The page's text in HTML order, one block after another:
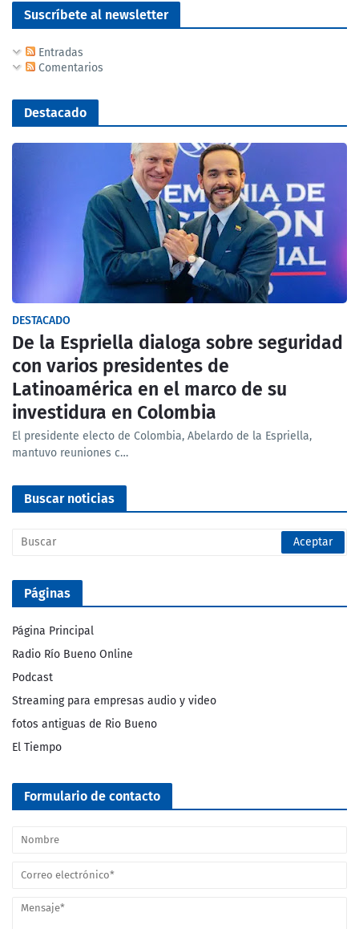
Suscríbete al newsletter
Entradas
Comentarios
Destacado
DESTACADO
De la Espriella dialoga sobre seguridad
con varios presidentes de
Latinoamérica en el marco de su
investidura en Colombia
El presidente electo de Colombia, Abelardo de la Espriella,
mantuvo reuniones c…
Buscar noticias
Páginas
Página Principal
Radio Río Bueno Online
Podcast
Streaming para empresas audio y video
fotos antiguas de Rio Bueno
El Tiempo
Formulario de contacto